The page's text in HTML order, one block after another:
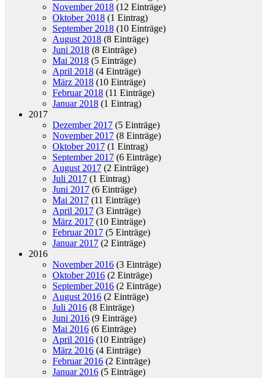
November 2018 (12 Einträge)
Oktober 2018 (1 Eintrag)
September 2018 (10 Einträge)
August 2018 (8 Einträge)
Juni 2018 (8 Einträge)
Mai 2018 (5 Einträge)
April 2018 (4 Einträge)
März 2018 (10 Einträge)
Februar 2018 (11 Einträge)
Januar 2018 (1 Eintrag)
2017
Dezember 2017 (5 Einträge)
November 2017 (8 Einträge)
Oktober 2017 (1 Eintrag)
September 2017 (6 Einträge)
August 2017 (2 Einträge)
Juli 2017 (1 Eintrag)
Juni 2017 (6 Einträge)
Mai 2017 (11 Einträge)
April 2017 (3 Einträge)
März 2017 (10 Einträge)
Februar 2017 (5 Einträge)
Januar 2017 (2 Einträge)
2016
November 2016 (3 Einträge)
Oktober 2016 (2 Einträge)
September 2016 (2 Einträge)
August 2016 (2 Einträge)
Juli 2016 (8 Einträge)
Juni 2016 (9 Einträge)
Mai 2016 (6 Einträge)
April 2016 (10 Einträge)
März 2016 (4 Einträge)
Februar 2016 (2 Einträge)
Januar 2016 (5 Einträge)